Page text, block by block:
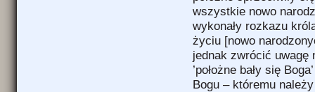
wszystkie nowo
wykonały rozkazu
życiu [nowo
jednak zwrócić uwagę
’położne bały się
Bogu – któremu